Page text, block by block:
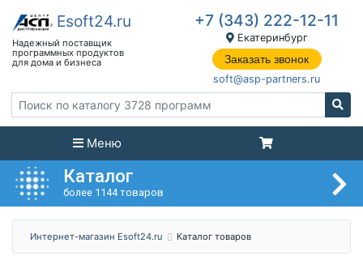
+7 (343) 222-12-11
Екатеринбург
Заказать звонок
soft@asp-partners.ru
Меню
Каталог
более 1144 товаров
Интернет-магазин Esoft24.ru Каталог товаров